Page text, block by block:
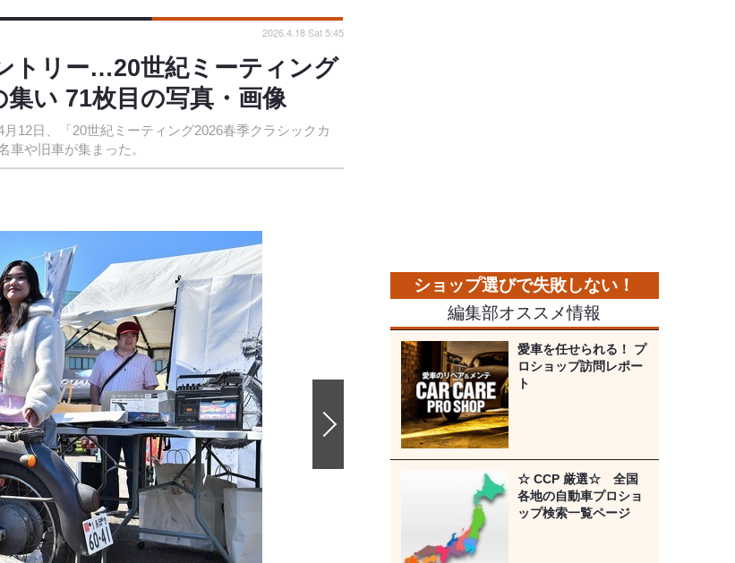
トリー…20世紀ミーティング
い 71枚目の写真・画像
12日、「20世紀ミーティング2026春季クラシックカ
車や旧車が集まった。
2026.4.18 Sat 5:45
編集部オススメ情報
愛車を任せられる！ プ
ロショップ訪問レポー
ト
☆ CCP 厳選☆ 全国
各地の自動車プロショ
ップ検索一覧ページ